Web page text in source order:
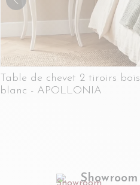
Table de chevet 2 tiroirs bois
blanc - APOLLONIA
Showroom